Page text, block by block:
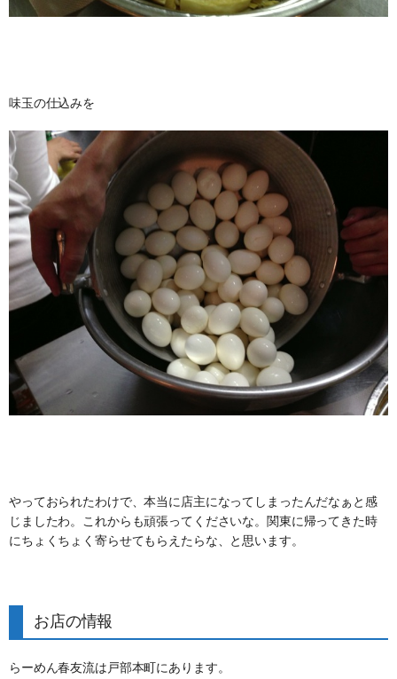
味玉の仕込みを
やっておられたわけで、本当に店主になってしまったんだなぁと感
じましたわ。これからも頑張ってくださいな。関東に帰ってきた時
にちょくちょく寄らせてもらえたらな、と思います。
お店の情報
らーめん春友流は戸部本町にあります。